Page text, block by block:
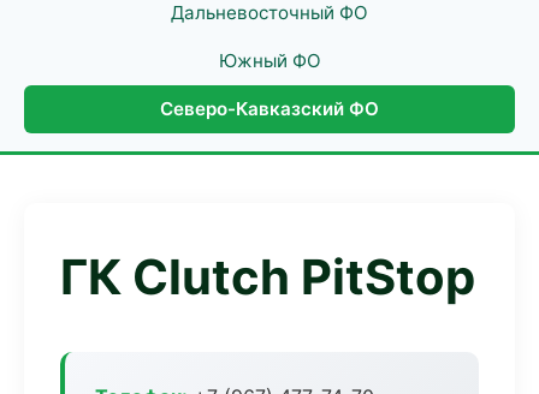
Дальневосточный ФО
Южный ФО
Северо-Кавказский ФО
ГК Clutch PitStop